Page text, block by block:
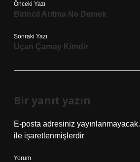
Önceki Yazı
Birincil Arıtma Ne Demek
Sonraki Yazı
Uçan Çamay Kimdir
Bir yanıt yazın
E-posta adresiniz yayınlanmayacak.
ile işaretlenmişlerdir
Yorum